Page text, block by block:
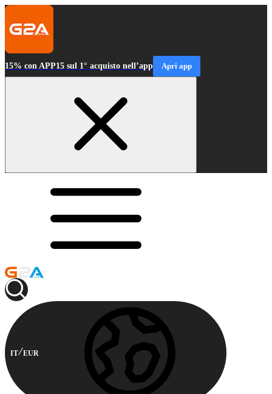
15% con APP15 sul 1° acquisto nell’app Apri app
IT EUR